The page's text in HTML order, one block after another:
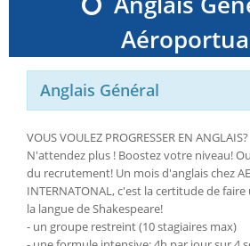
Anglais Général
VOUS VOULEZ PROGRESSER EN ANGLAIS?
N'attendez plus ! Boostez votre niveau!
du recrutement! Un mois d'anglais chez
INTERNATONAL, c'est la certitude de
la langue de Shakespeare!
- un groupe restreint (10 stagiaires max)